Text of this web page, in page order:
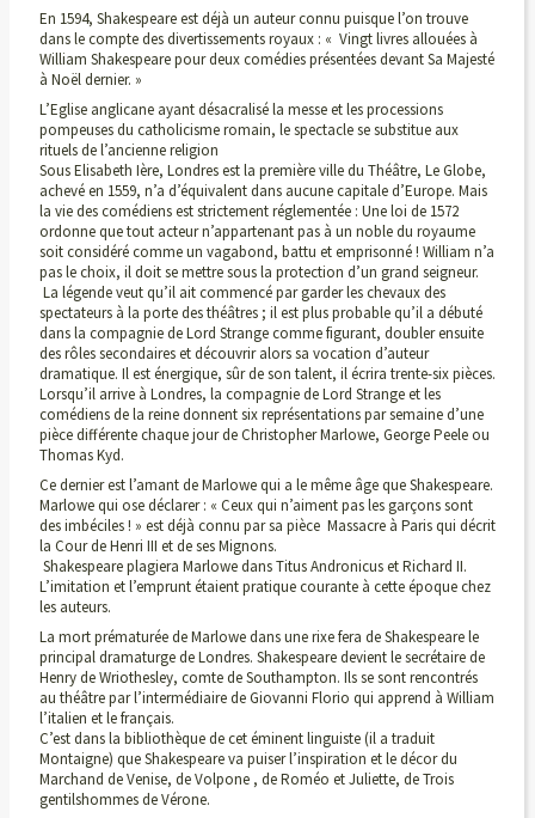
En 1594, Shakespeare est déjà un auteur connu puisque l’on trouve
dans le compte des divertissements royaux : « Vingt livres allouées à
William Shakespeare pour deux comédies présentées devant Sa Majesté
à Noël dernier. »
L’Eglise anglicane ayant désacralisé la messe et les processions
pompeuses du catholicisme romain, le spectacle se substitue aux
rituels de l’ancienne religion
Sous Elisabeth Ière, Londres est la première ville du Théâtre, Le Globe,
achevé en 1559, n’a d’équivalent dans aucune capitale d’Europe. Mais
la vie des comédiens est strictement réglementée : Une loi de 1572
ordonne que tout acteur n’appartenant pas à un noble du royaume
soit considéré comme un vagabond, battu et emprisonné ! William n’a
pas le choix, il doit se mettre sous la protection d’un grand seigneur.
La légende veut qu’il ait commencé par garder les chevaux des
spectateurs à la porte des théâtres ; il est plus probable qu’il a débuté
dans la compagnie de Lord Strange comme figurant, doubler ensuite
des rôles secondaires et découvrir alors sa vocation d’auteur
dramatique. Il est énergique, sûr de son talent, il écrira trente-six pièces.
Lorsqu’il arrive à Londres, la compagnie de Lord Strange et les
comédiens de la reine donnent six représentations par semaine d’une
pièce différente chaque jour de Christopher Marlowe, George Peele ou
Thomas Kyd.
Ce dernier est l’amant de Marlowe qui a le même âge que Shakespeare.
Marlowe qui ose déclarer : « Ceux qui n’aiment pas les garçons sont
des imbéciles ! » est déjà connu par sa pièce Massacre à Paris qui décrit
la Cour de Henri III et de ses Mignons.
Shakespeare plagiera Marlowe dans Titus Andronicus et Richard II.
L’imitation et l’emprunt étaient pratique courante à cette époque chez
les auteurs.
La mort prématurée de Marlowe dans une rixe fera de Shakespeare le
principal dramaturge de Londres. Shakespeare devient le secrétaire de
Henry de Wriothesley, comte de Southampton. Ils se sont rencontrés
au théâtre par l’intermédiaire de Giovanni Florio qui apprend à William
l’italien et le français.
C’est dans la bibliothèque de cet éminent linguiste (il a traduit
Montaigne) que Shakespeare va puiser l’inspiration et le décor du
Marchand de Venise, de Volpone , de Roméo et Juliette, de Trois
gentilshommes de Vérone.